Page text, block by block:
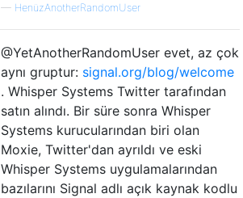
— HenüzAnotherRandomUser
@YetAnotherRandomUser evet, az çok
aynı gruptur: signal.org/blog/welcome
. Whisper Systems Twitter tarafından
satın alındı. Bir süre sonra Whisper
Systems kurucularından biri olan
Moxie, Twitter'dan ayrıldı ve eski
Whisper Systems uygulamalarından
bazılarını Signal adlı açık kaynak kodlu